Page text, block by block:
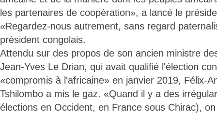
les partenaires de coopération», a lancé le
«Regardez-nous autrement, sans regard
président congolais.
Attendu sur des propos de son ancien ministre
Jean-Yves Le Drian, qui avait qualifié l'élection
«compromis à l'africaine» en janvier 2019, Félix-
Tshilombo a mis le gaz. «Quand il y a des
élections en Occident, en France sous Chirac),